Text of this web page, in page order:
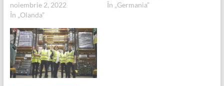
noiembrie 2, 2022
În „Olanda”
În „Germania”